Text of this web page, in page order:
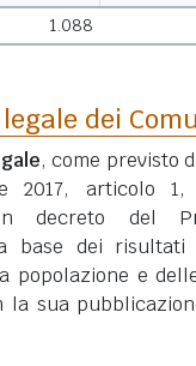
1.088
dei
, come previsto
2017, articolo 1,
decreto del
base dei risultati
popolazione e
la sua